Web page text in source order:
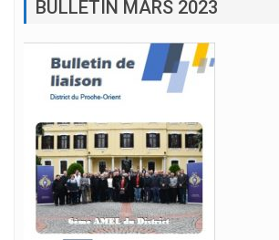
BULLETIN MARS 2023